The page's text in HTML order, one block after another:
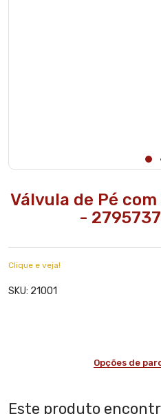
Válvula de Pé com
-
Clique e veja!
SKU: 21001
Opções de